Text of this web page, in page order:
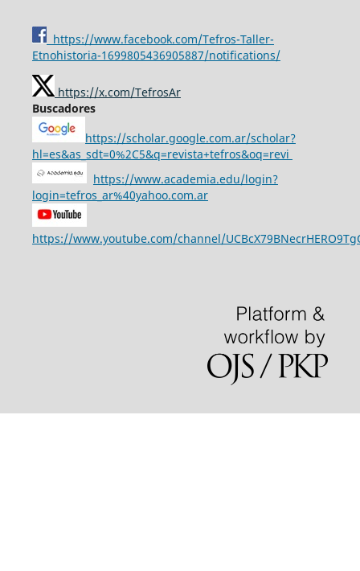
https://www.facebook.com/Tefros-Taller-
Etnohistoria-1699805436905887/notifications/
https://x.com/TefrosAr
Buscadores
https://scholar.google.com.ar/scholar?
hl=es&as_sdt=0%2C5&q=revista+tefros&oq=revi
https://www.academia.edu/login?
login=tefros_ar%40yahoo.com.ar
https://www.youtube.com/channel/